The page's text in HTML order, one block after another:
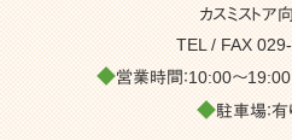
カスミストア
TEL / FAX
◆営業時間：10:00～
◆駐車場：有